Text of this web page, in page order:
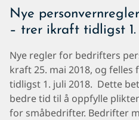
Nye
– trer ikraft tidligst 1.
Nye regler for bedrifters
kraft 25. mai 2018, og felles
tidligst 1. juli 2018. Dette
bedre tid til å oppfylle
for småbedrifter. Bedrifter